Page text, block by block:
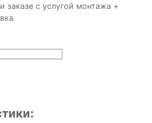
заказе с услугой монтажа +